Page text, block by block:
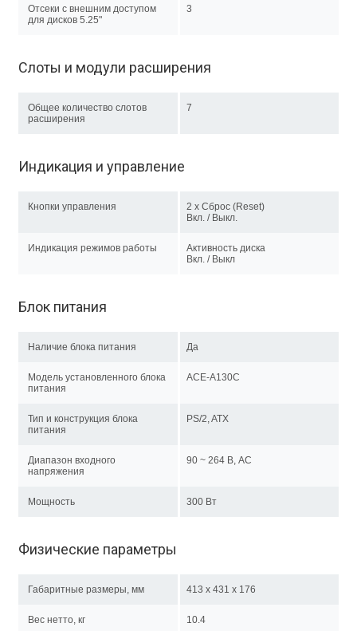
Отсеки с внешним доступом
для дисков 5.25"
3
Слоты и модули расширения
Общее количество слотов
расширения
7
Индикация и управление
Кнопки управления
2 x Сброс (Reset)
Вкл. / Выкл.
Индикация режимов работы
Активность диска
Вкл. / Выкл
Блок питания
Наличие блока питания Да
Модель установленного блока
питания
ACE-A130С
Тип и конструкция блока
питания
PS/2, ATX
Диапазон входного
напряжения
90 ~ 264 В, AC
Мощность 300 Вт
Физические параметры
Габаритные размеры, мм 413 x 431 x 176
Вес нетто, кг 10.4